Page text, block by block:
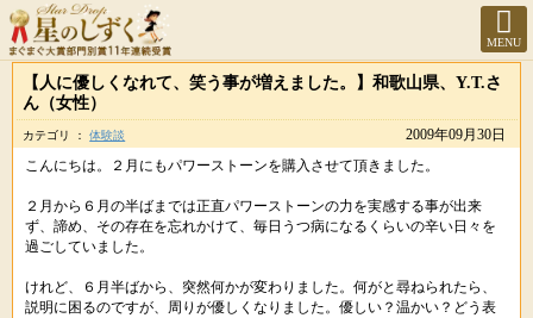
MENU
【人に優しくなれて、笑う事が増えました。】和歌山県、Y.T.さ
ん（女性）
カテゴリ ：体験談
2009年09月30日
こんにちは。２月にもパワーストーンを購入させて頂きました。
２月から６月の半ばまでは正直パワーストーンの力を実感する事が出来
ず、諦め、その存在を忘れかけて、毎日うつ病になるくらいの辛い日々を
過ごしていました。
けれど、６月半ばから、突然何かが変わりました。何がと尋ねられたら、
説明に困るのですが、周りが優しくなりました。優しい？温かい？どう表